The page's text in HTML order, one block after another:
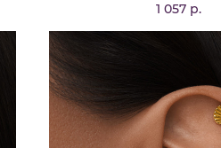
1 057 р.